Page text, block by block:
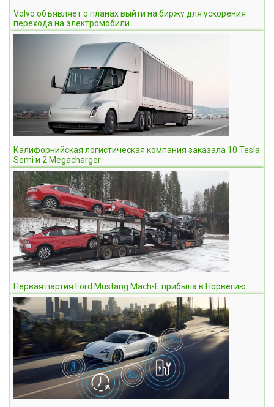
Volvo объявляет о планах выйти на биржу для ускорения
перехода на электромобили
Калифорнийская логистическая компания заказала 10 Tesla
Semi и 2 Megacharger
Первая партия Ford Mustang Mach-E прибыла в Норвегию